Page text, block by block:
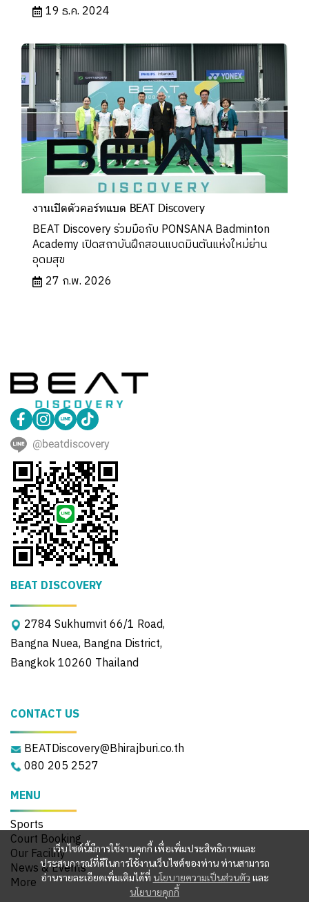
19 ธ.ค. 2024
งานเปิดตัวคอร์ทแบด BEAT Discovery
BEAT Discovery ร่วมมือกับ PONSANA Badminton
Academy เปิดสถาบันฝึกสอนแบดมินตันแห่งใหม่ย่าน
อุดมสุข
27 ก.พ. 2026
เว็บไซต์นี้มีการใช้งานคุกกี้ เพื่อเพิ่มประสิทธิภาพและ
ประสบการณ์ที่ดีในการใช้งานเว็บไซต์ของท่าน ท่านสามารถ
อ่านรายละเอียดเพิ่มเติมได้ที่ นโยบายความเป็นส่วนตัว และ
นโยบายคุกกี้
@beatdiscovery
BEAT DISCOVERY
2784 Sukhumvit 66/1 Road,
Bangna Nuea, Bangna District,
Bangkok 10260 Thailand
CONTACT US
BEATDiscovery@Bhirajburi.co.th
080 205 2527
MENU
Sports
Court Booking
Our Facility
News & Events
More